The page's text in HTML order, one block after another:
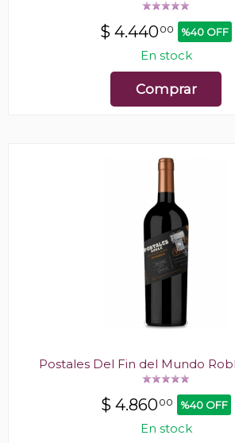
$ 4.44000 %40 OFF
En stock
Comprar
Postales Del Fin del Mundo
$ 4.86000 %40 OFF
En stock